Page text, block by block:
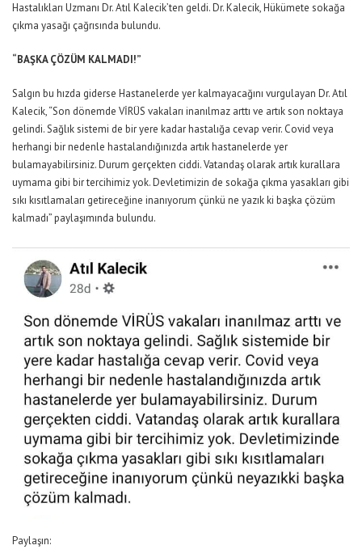
Hastalıkları Uzmanı Dr. Atıl Kalecik’ten geldi. Dr. Kalecik, Hükümete sokağa
çıkma yasağı çağrısında bulundu.
“BAŞKA ÇÖZÜM KALMADI!”
Salgın bu hızda giderse Hastanelerde yer kalmayacağını vurgulayan Dr. Atıl
Kalecik, “Son dönemde VİRÜS vakaları inanılmaz arttı ve artık son noktaya
gelindi. Sağlık sistemi de bir yere kadar hastalığa cevap verir. Covid veya
herhangi bir nedenle hastalandığınızda artık hastanelerde yer
bulamayabilirsiniz. Durum gerçekten ciddi. Vatandaş olarak artık kurallara
uymama gibi bir tercihimiz yok. Devletimizin de sokağa çıkma yasakları gibi
sıkı kısıtlamaları getireceğine inanıyorum çünkü ne yazık ki başka çözüm
kalmadı” paylaşımında bulundu.
Paylaşın: